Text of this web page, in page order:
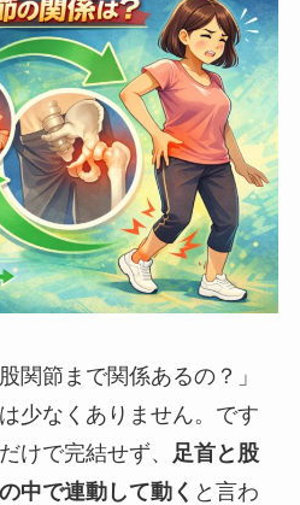
関節まで関係あるの？」
少なくありません。です
けで完結せず、
足首と股
中で連動して動く と言わ